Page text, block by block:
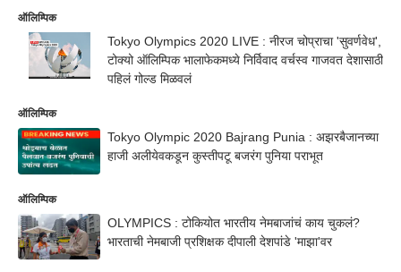
ऑलिम्पिक
Tokyo Olympics 2020 LIVE : नीरज चोप्राचा 'सुवर्णवेध',
टोक्यो ऑलिम्पिक भालाफेकमध्ये निर्विवाद वर्चस्व गाजवत देशासाठी
पहिलं गोल्ड मिळवलं
ऑलिम्पिक
Tokyo Olympic 2020 Bajrang Punia : अझरबैजानच्या
हाजी अलीयेवकडून कुस्तीपटू बजरंग पुनिया पराभूत
ऑलिम्पिक
OLYMPICS : टोकियोत भारतीय नेमबाजांचं काय चुकलं?
भारताची नेमबाजी प्रशिक्षक दीपाली देशपांडे 'माझा'वर